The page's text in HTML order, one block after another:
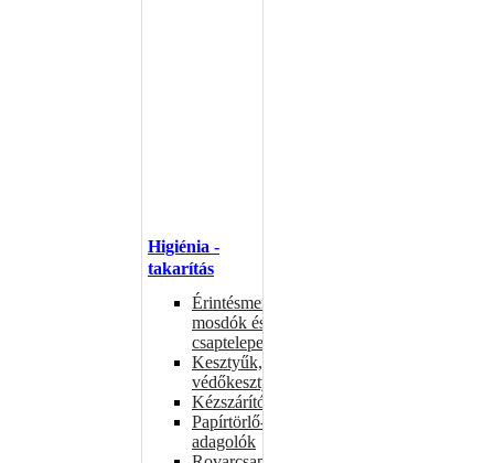
Higiénia -
takarítás
Érintésmentes
mosdók és
csaptelepek
Kesztyűk,
védőkesztyűk
Kézszárítók
Papírtörlő-
adagolók